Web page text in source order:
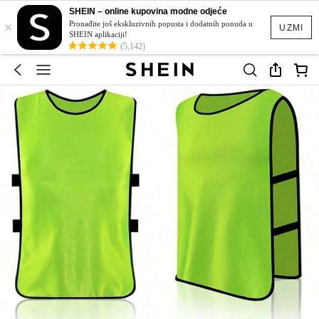
UZMI
×
SHEIN – online kupovina modne odjeće
Pronađite još ekskluzivnih popusta i dodatnih ponuda u
SHEIN aplikaciji!
(5,142)